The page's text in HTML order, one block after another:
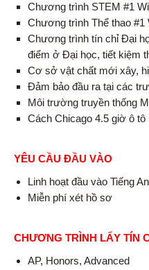
Chương trình STEM #1
Chương trình Thể thao #1
Chương trình tín chỉ Đại
điểm ở Đại học, tiết kiệm
Cơ sở vật chất mới xây,
Đảm bảo đầu ra tại các
Môi trường truyền thống
Cách Chicago 4.5 giờ ô tô
YÊU CẦU ĐẦU VÀO
Linh hoạt đầu vào Tiếng
Miễn phí xét hồ sơ
CHƯƠNG TRÌNH LẤY TÍN
AP, Honors, Advanced